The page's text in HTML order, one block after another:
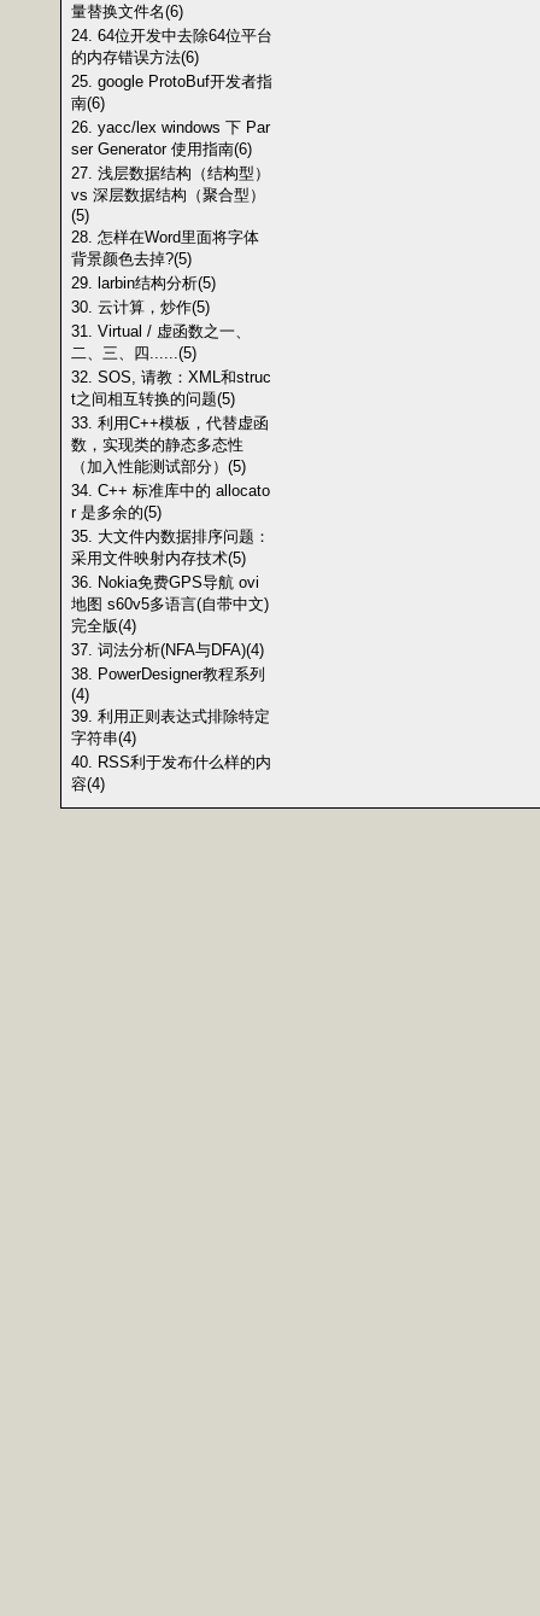
量替换文件名(6)
24. 64位开发中去除64位平台
的内存错误方法(6)
25. google ProtoBuf开发者指
南(6)
26. yacc/lex windows 下 Par
ser Generator 使用指南(6)
27. 浅层数据结构（结构型）
vs 深层数据结构（聚合型）
(5)
28. 怎样在Word里面将字体
背景颜色去掉?(5)
29. larbin结构分析(5)
30. 云计算，炒作(5)
31. Virtual / 虚函数之一、
二、三、四......(5)
32. SOS, 请教：XML和struc
t之间相互转换的问题(5)
33. 利用C++模板，代替虚函
数，实现类的静态多态性
（加入性能测试部分）(5)
34. C++ 标准库中的 allocato
r 是多余的(5)
35. 大文件内数据排序问题：
采用文件映射内存技术(5)
36. Nokia免费GPS导航 ovi
地图 s60v5多语言(自带中文)
完全版(4)
37. 词法分析(NFA与DFA)(4)
38. PowerDesigner教程系列
(4)
39. 利用正则表达式排除特定
字符串(4)
40. RSS利于发布什么样的内
容(4)